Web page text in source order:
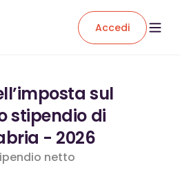
Accedi
sul
stipendio di
- 2026
netto